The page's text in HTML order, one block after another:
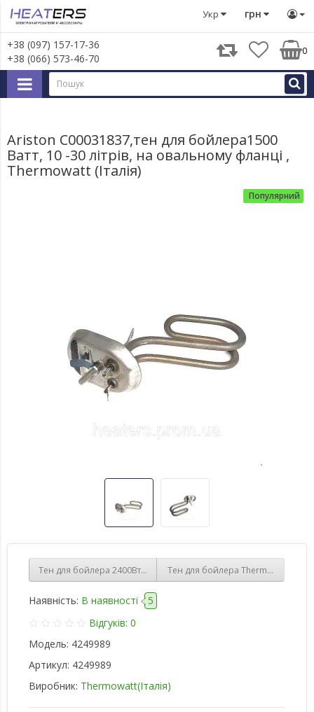
грн
Укр
+38 (097) 157-17-36
+38 (066) 573-46-70
0
Запчастини для великої побутової техніки Запчастини
Ariston C00031837,тен для бойлера1500
Ватт, 10 -30 літрів, на овальному фланці ,
Thermowatt (Італія)
Популярний
Тен для бойлера 2400Вт стеатитовий L-440ммТен для бойлера Thermex 1300Вт
Наявність: В наявності
5
Відгуків: 0
Модель: 4249989
Артикул: 4249989
Виробник: Thermowatt(Італія)